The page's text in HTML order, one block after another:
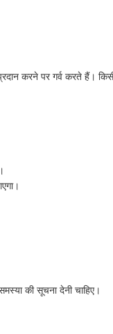
करने पर गर्व करते हैं।
की सूचना देनी चाहिए।